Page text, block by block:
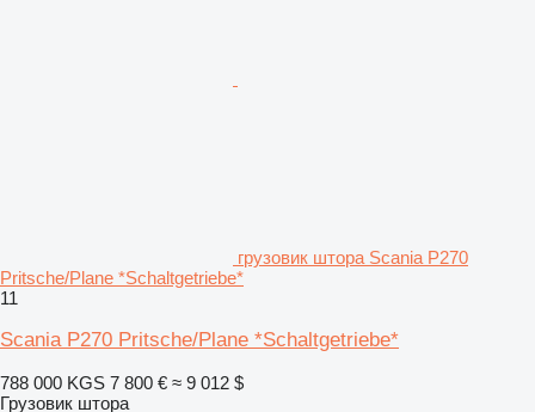
грузовик штора Scania P270
Pritsche/Plane *Schaltgetriebe*
11
Scania P270 Pritsche/Plane *Schaltgetriebe*
788 000 KGS 7 800 € ≈ 9 012 $
Грузовик штора